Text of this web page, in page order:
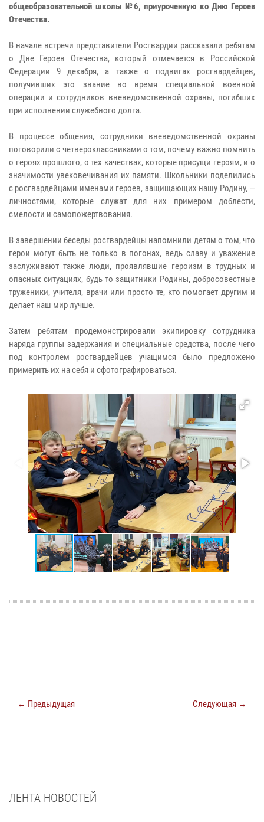
общеобразовательной школы №6, приуроченную ко Дню Героев
Отечества.
В начале встречи представители Росгвардии рассказали ребятам
о Дне Героев Отечества, который отмечается в Российской
Федерации 9 декабря, а также о подвигах росгвардейцев,
получивших это звание во время специальной военной
операции и сотрудников вневедомственной охраны, погибших
при исполнении служебного долга.
В процессе общения, сотрудники вневедомственной охраны
поговорили с четвероклассниками о том, почему важно помнить
о героях прошлого, о тех качествах, которые присущи героям, и о
значимости увековечивания их памяти. Школьники поделились
с росгвардейцами именами героев, защищающих нашу Родину, —
личностями, которые служат для них примером доблести,
смелости и самопожертвования.
В завершении беседы росгвардейцы напомнили детям о том, что
герои могут быть не только в погонах, ведь славу и уважение
заслуживают также люди, проявлявшие героизм в трудных и
опасных ситуациях, будь то защитники Родины, добросовестные
труженики, учителя, врачи или просто те, кто помогает другим и
делает наш мир лучше.
Затем ребятам продемонстрировали экипировку сотрудника
наряда группы задержания и специальные средства, после чего
под контролем росгвардейцев учащимся было предложено
примерить их на себя и сфотографироваться.
← Предыдущая Следующая →
ЛЕНТА НОВОСТЕЙ